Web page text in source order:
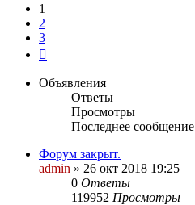
1
2
3
Объявления
Ответы
Просмотры
Последнее сообщение
Форум закрыт.
admin » 26 окт 2018 19:25
0 Ответы
119952 Просмотры